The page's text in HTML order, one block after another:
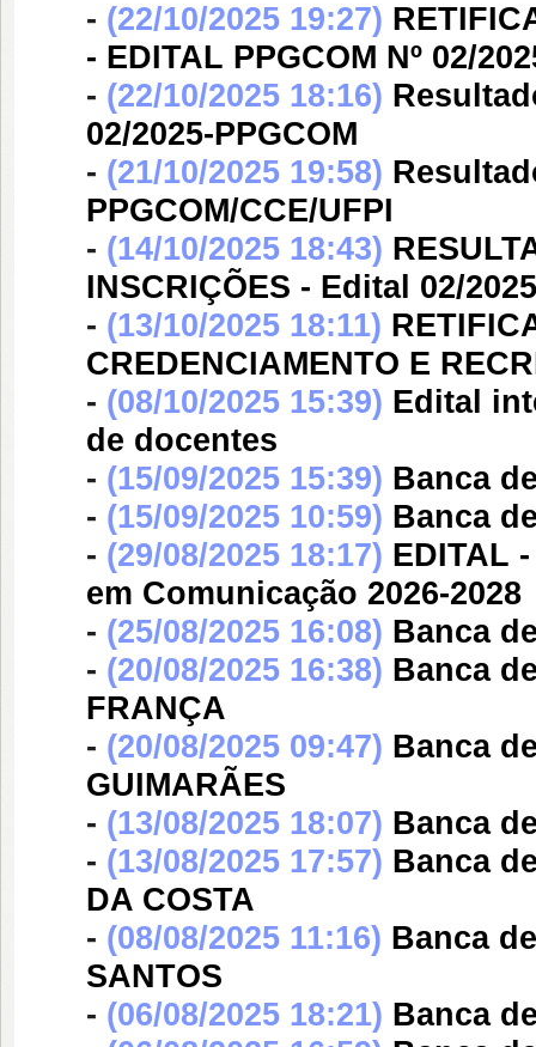
- (22/10/2025 19:27)
- EDITAL PPGCOM Nº 02/
- (22/10/2025 18:16)
02/2025-PPGCOM
- (21/10/2025 19:58)
PPGCOM/CCE/UFPI
- (14/10/2025 18:43)
INSCRIÇÕES - Edital 02/
- (13/10/2025 18:11)
CREDENCIAMENTO E
- (08/10/2025 15:39) Edital
de docentes
- (15/09/2025 15:39) Banca
- (15/09/2025 10:59) Banca
- (29/08/2025 18:17) EDITAL
em Comunicação 2026-2028
- (25/08/2025 16:08) Banca
- (20/08/2025 16:38) Banca
FRANÇA
- (20/08/2025 09:47) Banca
GUIMARÃES
- (13/08/2025 18:07) Banca
- (13/08/2025 17:57) Banca
DA COSTA
- (08/08/2025 11:16) Banca
SANTOS
- (06/08/2025 18:21) Banca